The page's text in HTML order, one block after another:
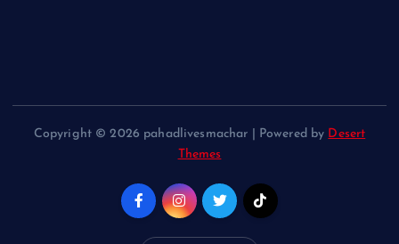
Copyright © 2026 pahadlivesmachar | Powered by Desert
Themes